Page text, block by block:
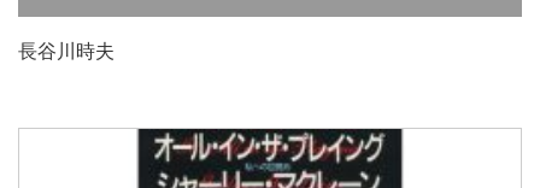
長谷川時夫